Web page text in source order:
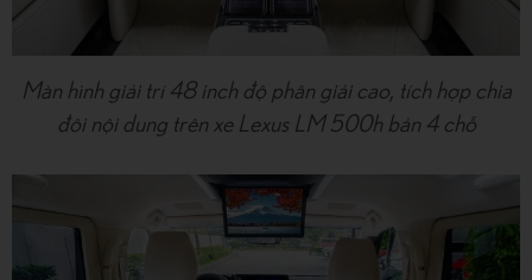
Màn hình giải trí 48 inch độ phân giải cao, tích hợp chia
đôi nội dung trên xe Lexus LM 500h bản 4 chỗ